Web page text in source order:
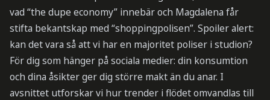
vad “the dupe economy” innebär och Magdalena får
stifta bekantskap med “shoppingpolisen”. Spoiler alert:
kan det vara så att vi har en majoritet poliser i studion?
För dig som hänger på sociala medier: din konsumtion
och dina åsikter ger dig större makt än du anar. I
avsnittet utforskar vi hur trender i flödet omvandlas till